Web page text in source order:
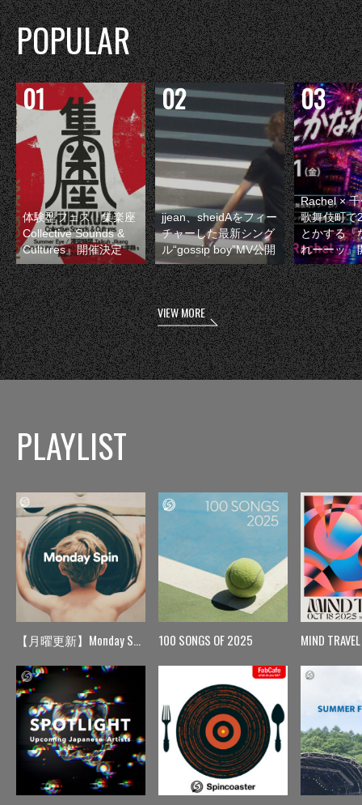
POPULAR
体験型フェス『集楽座
Collective Sounds &
Cultures』開催決定
jjean、sheidAをフィー
チャーした最新シング
ル“gossip boy”MV公開
Rachel ×
歌舞伎町で
とかする『
れーーッ』
VIEW MORE
PLAYLIST
【月曜更新】Monday Spin 100 SONGS OF 2025 MIND TRAVEL